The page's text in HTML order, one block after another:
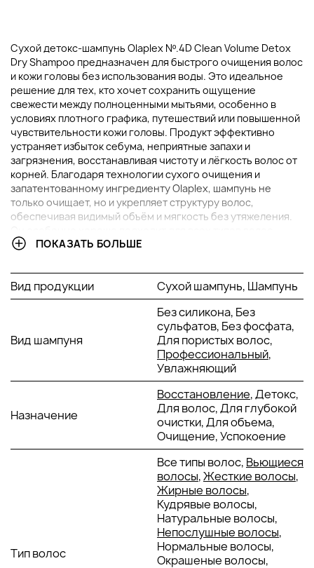
Сухой детокс-шампунь Olaplex Nº.4D Clean Volume Detox
Dry Shampoo предназначен для быстрого очищения волос
и кожи головы без использования воды. Это идеальное
решение для тех, кто хочет сохранить ощущение
свежести между полноценными мытьями, особенно в
условиях плотного графика, путешествий или повышенной
чувствительности кожи головы. Продукт эффективно
устраняет избыток себума, неприятные запахи и
загрязнения, восстанавливая чистоту и лёгкость волос от
корней. Благодаря технологии сухого очищения и
запатентованному ингредиенту Olaplex, шампунь не
только очищает, но и укрепляет структуру волос,
обеспечивая видимый объём и мягкость без утяжеления.
включая окрашенные и повреждённые, обеспечивая уход,
и кожи головы.
Зеолит: натуральный минерал с микропористой
структурой, который эффективно абсорбирует
кожный жир и загрязнения. Обеспечивает
длительное ощущение чистоты и визуальную
свежесть волос без необходимости мытья.
: очищающий компонент с
детокс-эффектом, помогает удалять остатки
кожного сала и токсины с поверхности кожи головы.
Поддерживает здоровье кожи, предотвращает
ощущение зуда и раздражения.
: натуральный абсорбент, который
устраняет излишки себума и придаёт волосам
текстуру без утяжеления. Обеспечивает лёгкость,
прикорневой объём и визуально свежий вид
Экстракт семян рамбутана: источник
антиоксидантов, обладающий успокаивающими и
ПОКАЗАТЬ БОЛЬШЕ
Вид продукции Сухой шампунь, Шампунь
Вид шампуня
Без силикона, Без
сульфатов, Без фосфата,
Для пористых волос,
Профессиональный,
Увлажняющий
Назначение
Восстановление, Детокс,
Для волос, Для глубокой
очистки, Для объема,
Очищение, Успокоение
Тип волос
Все типы волос, Вьющиеся
волосы,Жесткие волосы,
Жирные волосы,
Кудрявые волосы,
Натуральные волосы,
Непослушные волосы,
Нормальные волосы,
Окрашеные волосы,